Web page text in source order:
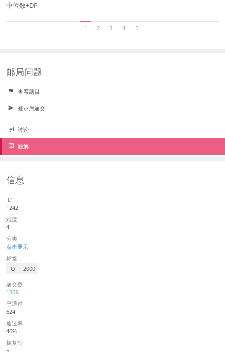
中位数+DP
1 2 3 4 5
邮局问题
查看题目
登录后递交
讨论
题解
信息
ID
1242
难度
4
分类
点击显示
标签
IOI 2000
递交数
1359
已通过
624
通过率
46%
被复制